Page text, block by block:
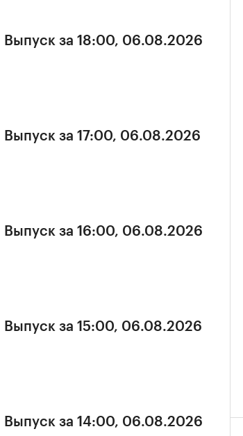
Выпуск за 18:00, 06.08.2026
Выпуск за 17:00, 06.08.2026
Выпуск за 16:00, 06.08.2026
Выпуск за 15:00, 06.08.2026
Выпуск за 14:00, 06.08.2026